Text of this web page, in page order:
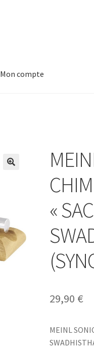
Mon compte
«
29,90 €
MEINL